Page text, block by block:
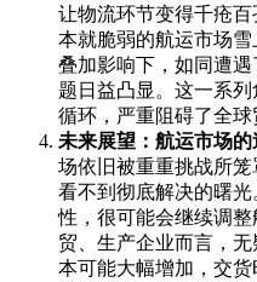
让物流环节变得千疮
本就脆弱的航运市场
叠加影响下，如同遭
题日益凸显。这一系
循环，严重阻碍了全球
未来展望：航运市场
场依旧被重重挑战所
看不到彻底解决的曙
性，很可能会继续调
贸、生产企业而言，
本可能大幅增加，交